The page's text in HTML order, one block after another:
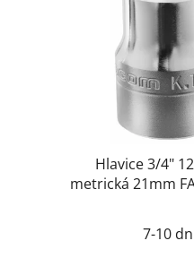
Hlavice 3/4"
metrická 21mm
7-10